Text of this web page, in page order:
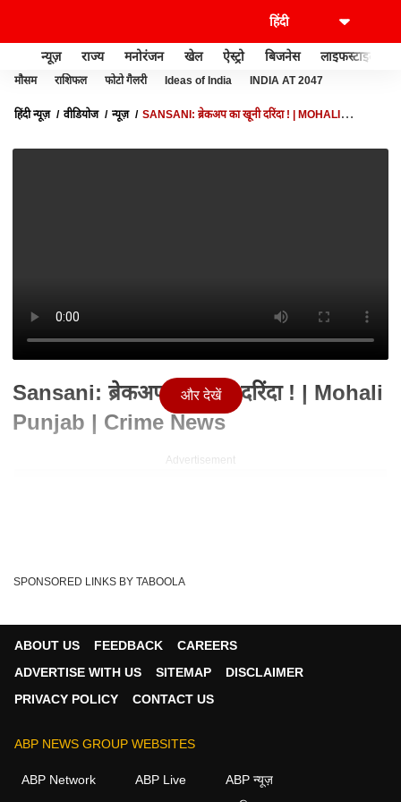
न्यूज़ राज्य मनोरंजन खेल ऐस्ट्रो बिजनेस लाइफस्टाइल
मौसम राशिफल फोटो गैलरी Ideas of India INDIA AT 2047
हिंदी न्यूज़ वीडियोज न्यूज़
SANSANI: ब्रेकअप का खूनी दरिंदा ! | MOHALI
Sansani: ब्रेकअप का खूनी दरिंदा ! | Mohali
Punjab | Crime News
Advertisement
06 Jun 2026 12:05 AM (IST)
ILU... ILU का दरिंदा...ये कहानी एक ऐसे दिलजले आशिक की है...जो अपनी
see more
और देखें
SPONSORED LINKS BY TABOOLA
ABOUT US FEEDBACK
CAREERS
ADVERTISE WITH US
SITEMAP
DISCLAIMER
PRIVACY POLICY
CONTACT US
ABP NEWS GROUP WEBSITES
ABP Network ABP Live
ABP न्यूज़